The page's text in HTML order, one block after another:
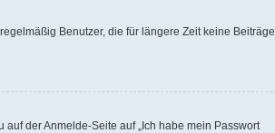
Benutzer, die für längere Zeit keine Beiträge
der Anmelde-Seite auf „Ich habe mein Passwort